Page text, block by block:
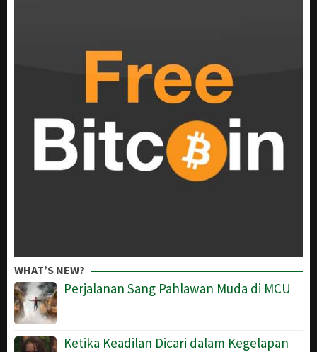
WHAT’S NEW?
Perjalanan Sang Pahlawan Muda di MCU
Ketika Keadilan Dicari dalam Kegelapan